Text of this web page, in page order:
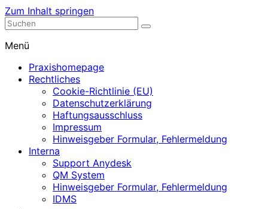
Zum Inhalt springen
Nephrologische Praxis mit Dialyse
Menü
Praxishomepage
Rechtliches
Cookie-Richtlinie (EU)
Datenschutzerklärung
Haftungsausschluss
Impressum
Hinweisgeber Formular, Fehlermeldung
Interna
Support Anydesk
QM System
Hinweisgeber Formular, Fehlermeldung
IDMS